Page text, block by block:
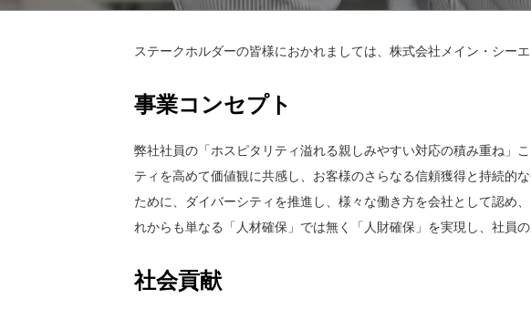
ステークホルダーの皆様におかれましては、株式会社メイン・シー
事業コンセプト
弊社社員の「ホスピタリティ溢れる親しみやすい対応の積み重ね」
ティを高めて価値観に共感し、お客様のさらなる信頼獲得と持続的
ために、ダイバーシティを推進し、様々な働き方を会社として認め
れからも単なる「人材確保」では無く「人財確保」を実現し、社員
社会貢献